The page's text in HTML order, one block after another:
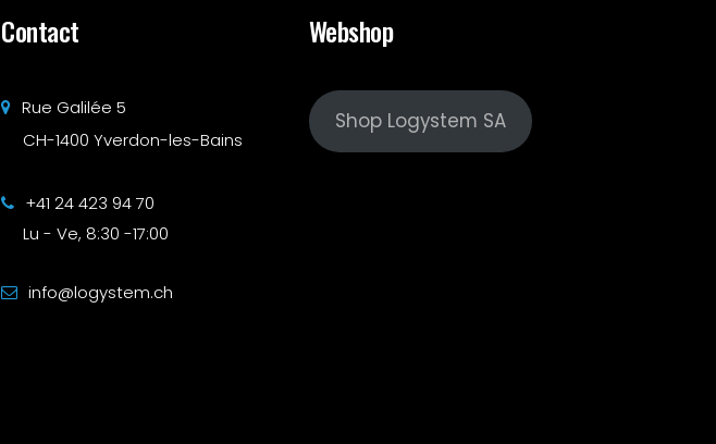
Contact
Rue Galilée 5
CH-1400 Yverdon-les-Bains
+41 24 423 94 70
Lu - Ve, 8:30 -17:00
info@logystem.ch
Webshop
Shop Logystem SA